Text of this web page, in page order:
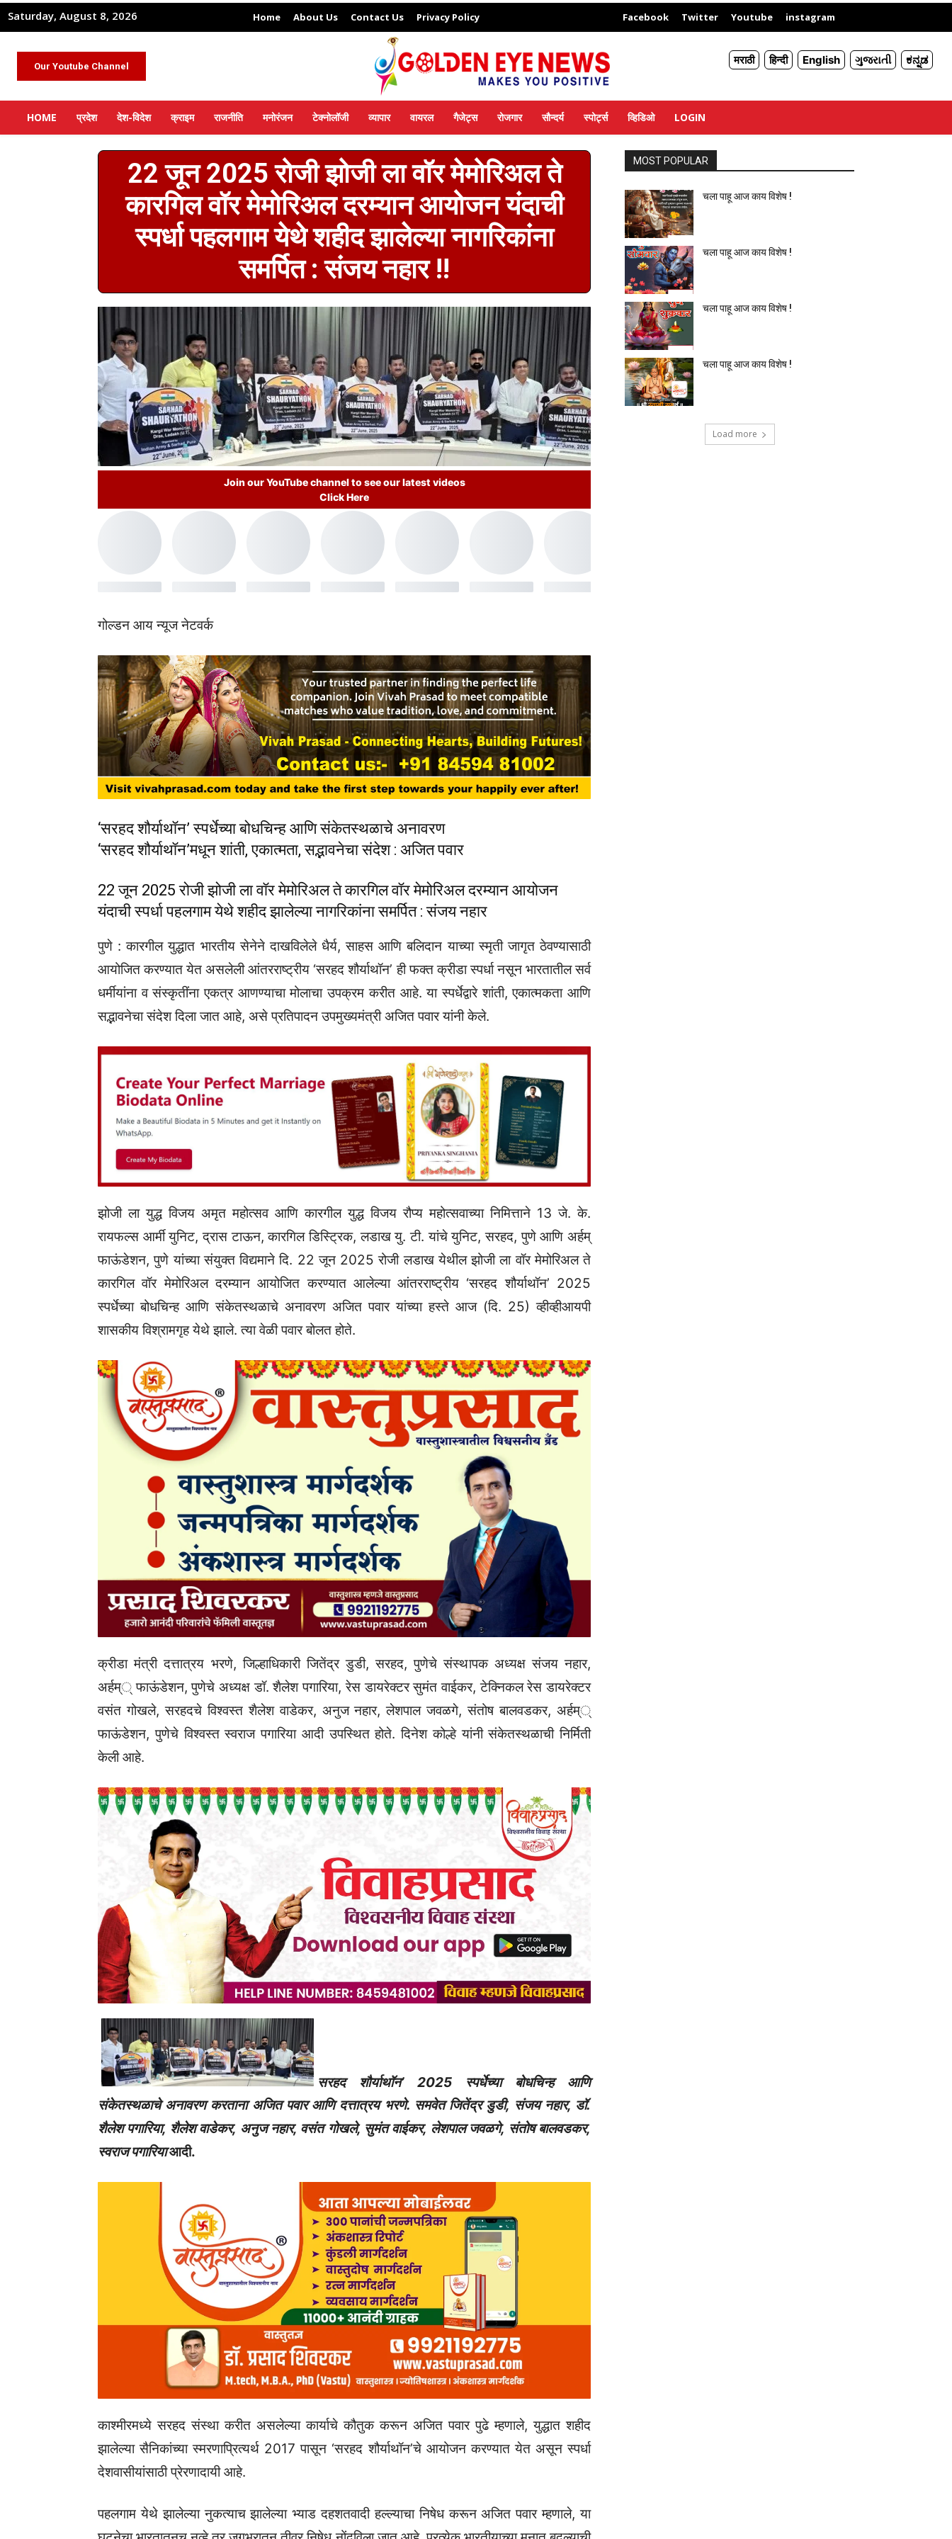
Saturday, August 8, 2026 Home About Us Contact Us Privacy Policy Facebook Twitter Youtube instagram
Our Youtube Channel मराठी हिन्दी English ગુજરાતી ಕನ್ನಡ
HOME प्रदेश देश-विदेश क्राइम राजनीति मनोरंजन टेक्नोलॉजी व्यापार वायरल गैजेट्स रोजगार सौन्दर्य स्पोर्ट्स व्हिडिओ LOGIN
22 जून 2025 रोजी झोजी ला वॉर मेमोरिअल ते
कारगिल वॉर मेमोरिअल दरम्यान आयोजन यंदाची
स्पर्धा पहलगाम येथे शहीद झालेल्या नागरिकांना
समर्पित : संजय नहार !!
Join our YouTube channel to see our latest videos
Click Here
गोल्डन आय न्यूज नेटवर्क
‘सरहद शौर्याथॉन‌’ स्पर्धेच्या बोधचिन्ह आणि संकेतस्थळाचे अनावरण
‌‘सरहद शौर्याथॉन‌’मधून शांती, एकात्मता, सद्भावनेचा संदेश : अजित पवार
22 जून 2025 रोजी झोजी ला वॉर मेमोरिअल ते कारगिल वॉर मेमोरिअल दरम्यान आयोजन
यंदाची स्पर्धा पहलगाम येथे शहीद झालेल्या नागरिकांना समर्पित : संजय नहार
पुणे : कारगील युद्धात भारतीय सेनेने दाखविलेले धैर्य, साहस आणि बलिदान याच्या स्मृती जागृत ठेवण्यासाठी
आयोजित करण्यात येत असलेली आंतरराष्ट्रीय ‌‘सरहद शौर्याथॉन‌’ ही फक्त क्रीडा स्पर्धा नसून भारतातील सर्व
धर्मीयांना व संस्कृतींना एकत्र आणण्याचा मोलाचा उपक्रम करीत आहे. या स्पर्धेद्वारे शांती, एकात्मकता आणि
सद्भावनेचा संदेश दिला जात आहे, असे प्रतिपादन उपमुख्यमंत्री अजित पवार यांनी केले.
झोजी ला युद्ध विजय अमृत महोत्सव आणि कारगील युद्ध विजय रौप्य महोत्सवाच्या निमित्ताने 13 जे. के.
रायफल्स आर्मी युनिट, द्रास टाऊन, कारगिल डिस्ट्रिक, लडाख यु. टी. यांचे युनिट, सरहद, पुणे आणि अर्हम्‌‍
फाऊंडेशन, पुणे यांच्या संयुक्त विद्यमाने दि. 22 जून 2025 रोजी लडाख येथील झोजी ला वॉर मेमोरिअल ते
कारगिल वॉर मेमोरिअल दरम्यान आयोजित करण्यात आलेल्या आंतरराष्ट्रीय ‌‘सरहद शौर्याथॉन‌’ 2025
स्पर्धेच्या बोधचिन्ह आणि संकेतस्थळाचे अनावरण अजित पवार यांच्या हस्ते आज (दि. 25) व्हीव्हीआयपी
शासकीय विश्रामगृह येथे झाले. त्या वेळी पवार बोलत होते.
क्रीडा मंत्री दत्तात्रय भरणे, जिल्हाधिकारी जितेंद्र डुडी, सरहद, पुणेचे संस्थापक अध्यक्ष संजय नहार,
अर्हम्‌्‌‍ फाऊंडेशन, पुणेचे अध्यक्ष डॉ. शैलेश पगारिया, रेस डायरेक्टर सुमंत वाईकर, टेक्निकल रेस डायरेक्टर
वसंत गोखले, सरहदचे विश्वस्त शैलेश वाडेकर, अनुज नहार, लेशपाल जवळगे, संतोष बालवडकर, अर्हम्‌्‌‍
फाऊंडेशन, पुणेचे विश्वस्त स्वराज पगारिया आदी उपस्थित होते. दिनेश कोल्हे यांनी संकेतस्थळाची निर्मिती
केली आहे.
सरहद शौर्याथॉन‌’ 2025 स्पर्धेच्या बोधचिन्ह आणि
संकेतस्थळाचे अनावरण करताना अजित पवार आणि दत्तात्रय भरणे. समवेत जितेंद्र डुडी, संजय नहार, डॉ.
शैलेश पगारिया, शैलेश वाडेकर, अनुज नहार, वसंत गोखले, सुमंत वाईकर, लेशपाल जवळगे, संतोष बालवडकर,
स्वराज पगारियाआदी.
काश्मीरमध्ये सरहद संस्था करीत असलेल्या कार्याचे कौतुक करून अजित पवार पुढे म्हणाले, युद्धात शहीद
झालेल्या सैनिकांच्या स्मरणाप्रित्यर्थ 2017 पासून ‌‘सरहद शौर्याथॉन‌’चे आयोजन करण्यात येत असून स्पर्धा
देशवासीयांसाठी प्रेरणादायी आहे.
पहलगाम येथे झालेल्या नुकत्याच झालेल्या भ्याड दहशतवादी हल्ल्याचा निषेध करून अजित पवार म्हणाले, या
MOST POPULAR
चला पाहू आज काय विशेष !
चला पाहू आज काय विशेष !
चला पाहू आज काय विशेष !
चला पाहू आज काय विशेष !
Load more